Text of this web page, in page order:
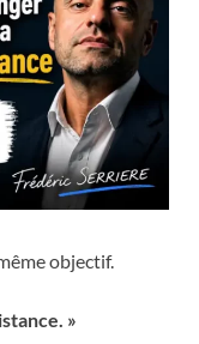
objectif.
»